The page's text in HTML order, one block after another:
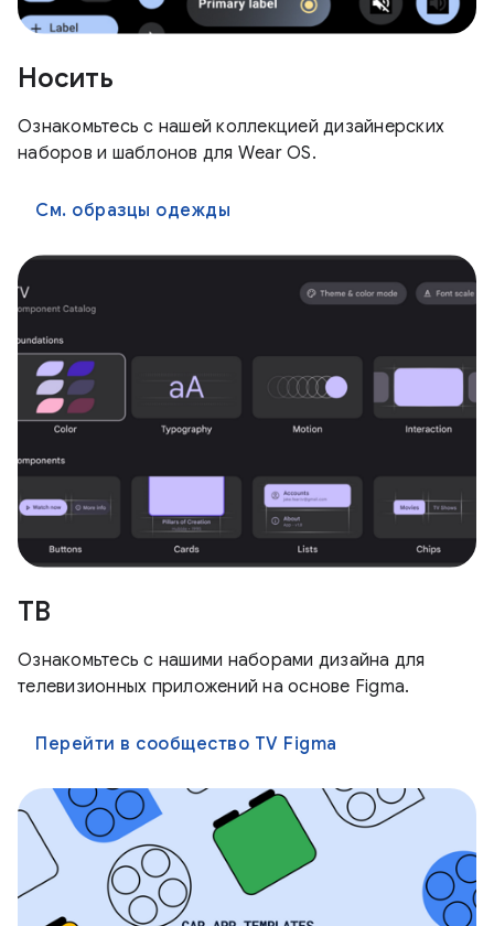
Носить
Ознакомьтесь с нашей коллекцией дизайнерских
наборов и шаблонов для Wear OS.
См. образцы одежды
ТВ
Ознакомьтесь с нашими наборами дизайна для
телевизионных приложений на основе Figma.
Перейти в сообщество TV Figma